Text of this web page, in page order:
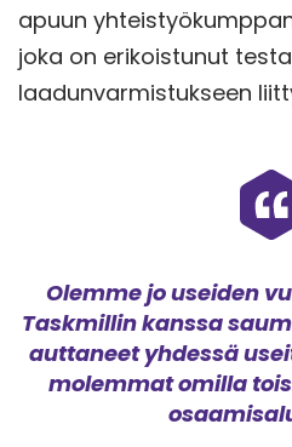
apuun
joka on erikoistunut
laadunvarmistukseen
Olemme jo useiden
Taskmillin kanssa
auttaneet yhdessä
molemmat omilla